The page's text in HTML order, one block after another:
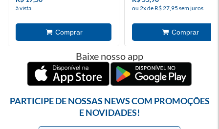
à vista ou 2x de R$ 27,95 sem juros
Baixe nosso app
PARTICIPE DE NOSSAS NEWS COM PROMOÇÕES
E NOVIDADES!